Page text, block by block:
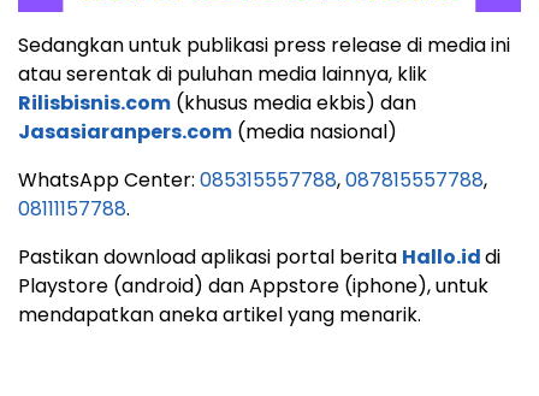
Sedangkan untuk publikasi press release di media ini
atau serentak di puluhan media lainnya, klik
Rilisbisnis.com (khusus media ekbis) dan
Jasasiaranpers.com (media nasional)
WhatsApp Center: 085315557788,087815557788,
08111157788.
Pastikan download aplikasi portal berita Hallo.iddi
Playstore (android) dan Appstore (iphone), untuk
mendapatkan aneka artikel yang menarik.